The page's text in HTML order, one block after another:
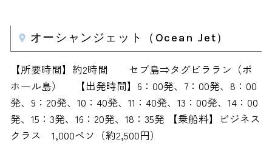
オーシャンジェット（Ocean Jet）
【所要時間】約2時間 セブ島⇒タグビララン（ボ
ホール島） 【出発時間】6：00発、7：00発、8：00
発、9：20発、10：40発、11：40発、13：00発、14：00
発、15：3発、16：20発、18：35発 【乗船料】ビジネス
クラス 1,000ペソ（約2,500円）